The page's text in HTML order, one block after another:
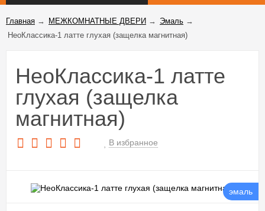
Главная → МЕЖКОМНАТНЫЕ ДВЕРИ → Эмаль →
НеоКлассика-1 латте глухая (защелка магнитная)
НеоКлассика-1 латте
глухая (защелка
магнитная)
В избранное
эмаль